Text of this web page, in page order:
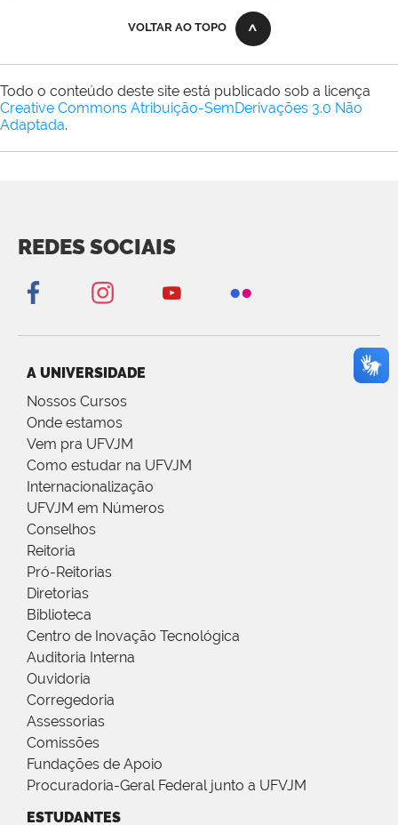
VOLTAR AO TOPO
Todo o conteúdo deste site está publicado sob a licença
Creative Commons Atribuição-SemDerivações 3.0 Não
Adaptada.
REDES SOCIAIS
A UNIVERSIDADE
Nossos Cursos
Onde estamos
Vem pra UFVJM
Como estudar na UFVJM
Internacionalização
UFVJM em Números
Conselhos
Reitoria
Pró-Reitorias
Diretorias
Biblioteca
Centro de Inovação Tecnológica
Auditoria Interna
Ouvidoria
Corregedoria
Assessorias
Comissões
Fundações de Apoio
Procuradoria-Geral Federal junto a UFVJM
ESTUDANTES